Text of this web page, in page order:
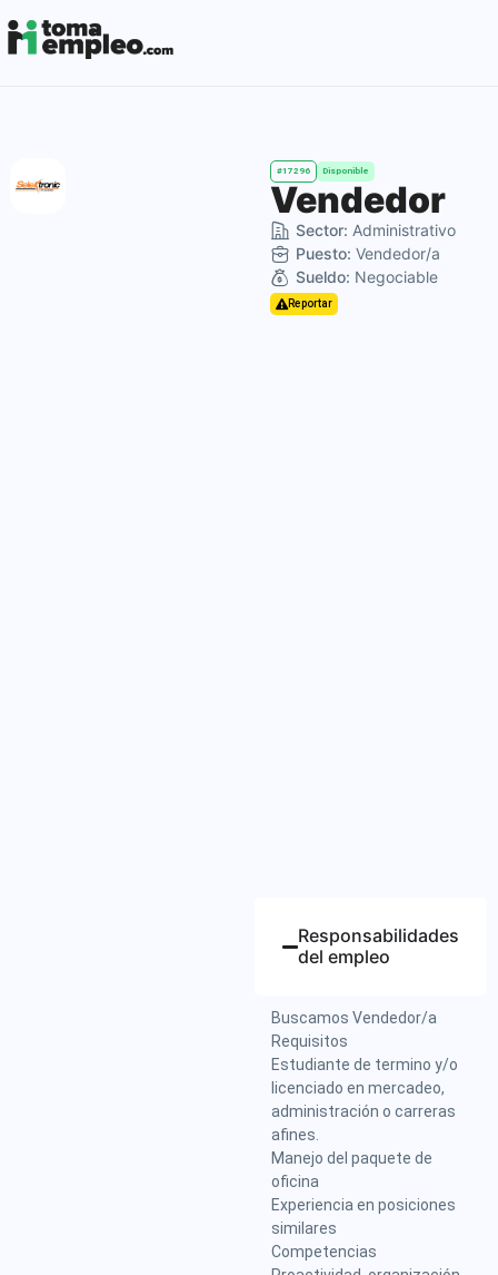
#17296 Disponible
Vendedor
Sector: Administrativo
Puesto: Vendedor/a
Sueldo: Negociable
Reportar
Responsabilidades
del empleo
Buscamos Vendedor/a
Requisitos
Estudiante de termino y/o
licenciado en mercadeo,
administración o carreras
afines.
Manejo del paquete de
oficina
Experiencia en posiciones
similares
Competencias